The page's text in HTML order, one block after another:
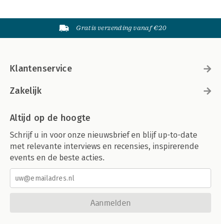
Gratis verzending vanaf €20
Klantenservice
Zakelijk
Altijd op de hoogte
Schrijf u in voor onze nieuwsbrief en blijf up-to-date
met relevante interviews en recensies, inspirerende
events en de beste acties.
Aanmelden